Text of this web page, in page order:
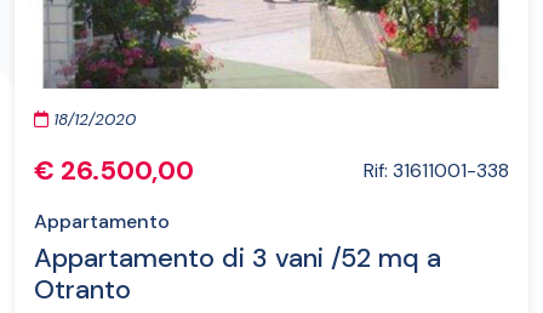
18/12/2020
€ 26.500,00
Rif: 31611001-338
Appartamento
Appartamento di 3 vani /52 mq a
Otranto